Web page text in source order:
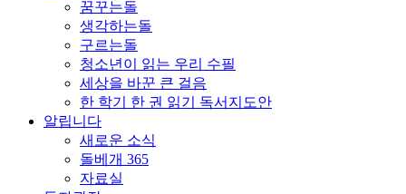
꿈꾸는돌
생각하는돌
구르는돌
청소년이 읽는 우리 수필
세상을 바꾼 큰 걸음
한 학기 한 권 읽기 독서지도안
알립니다
새로운 소식
돌베개 365
자료실